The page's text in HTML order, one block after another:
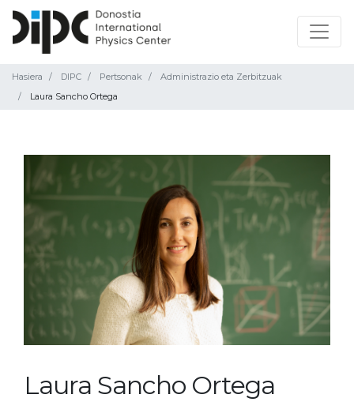
Hasiera DIPC Pertsonak
Administrazio eta Zerbitzuak
Laura Sancho Ortega
Laura Sancho Ortega